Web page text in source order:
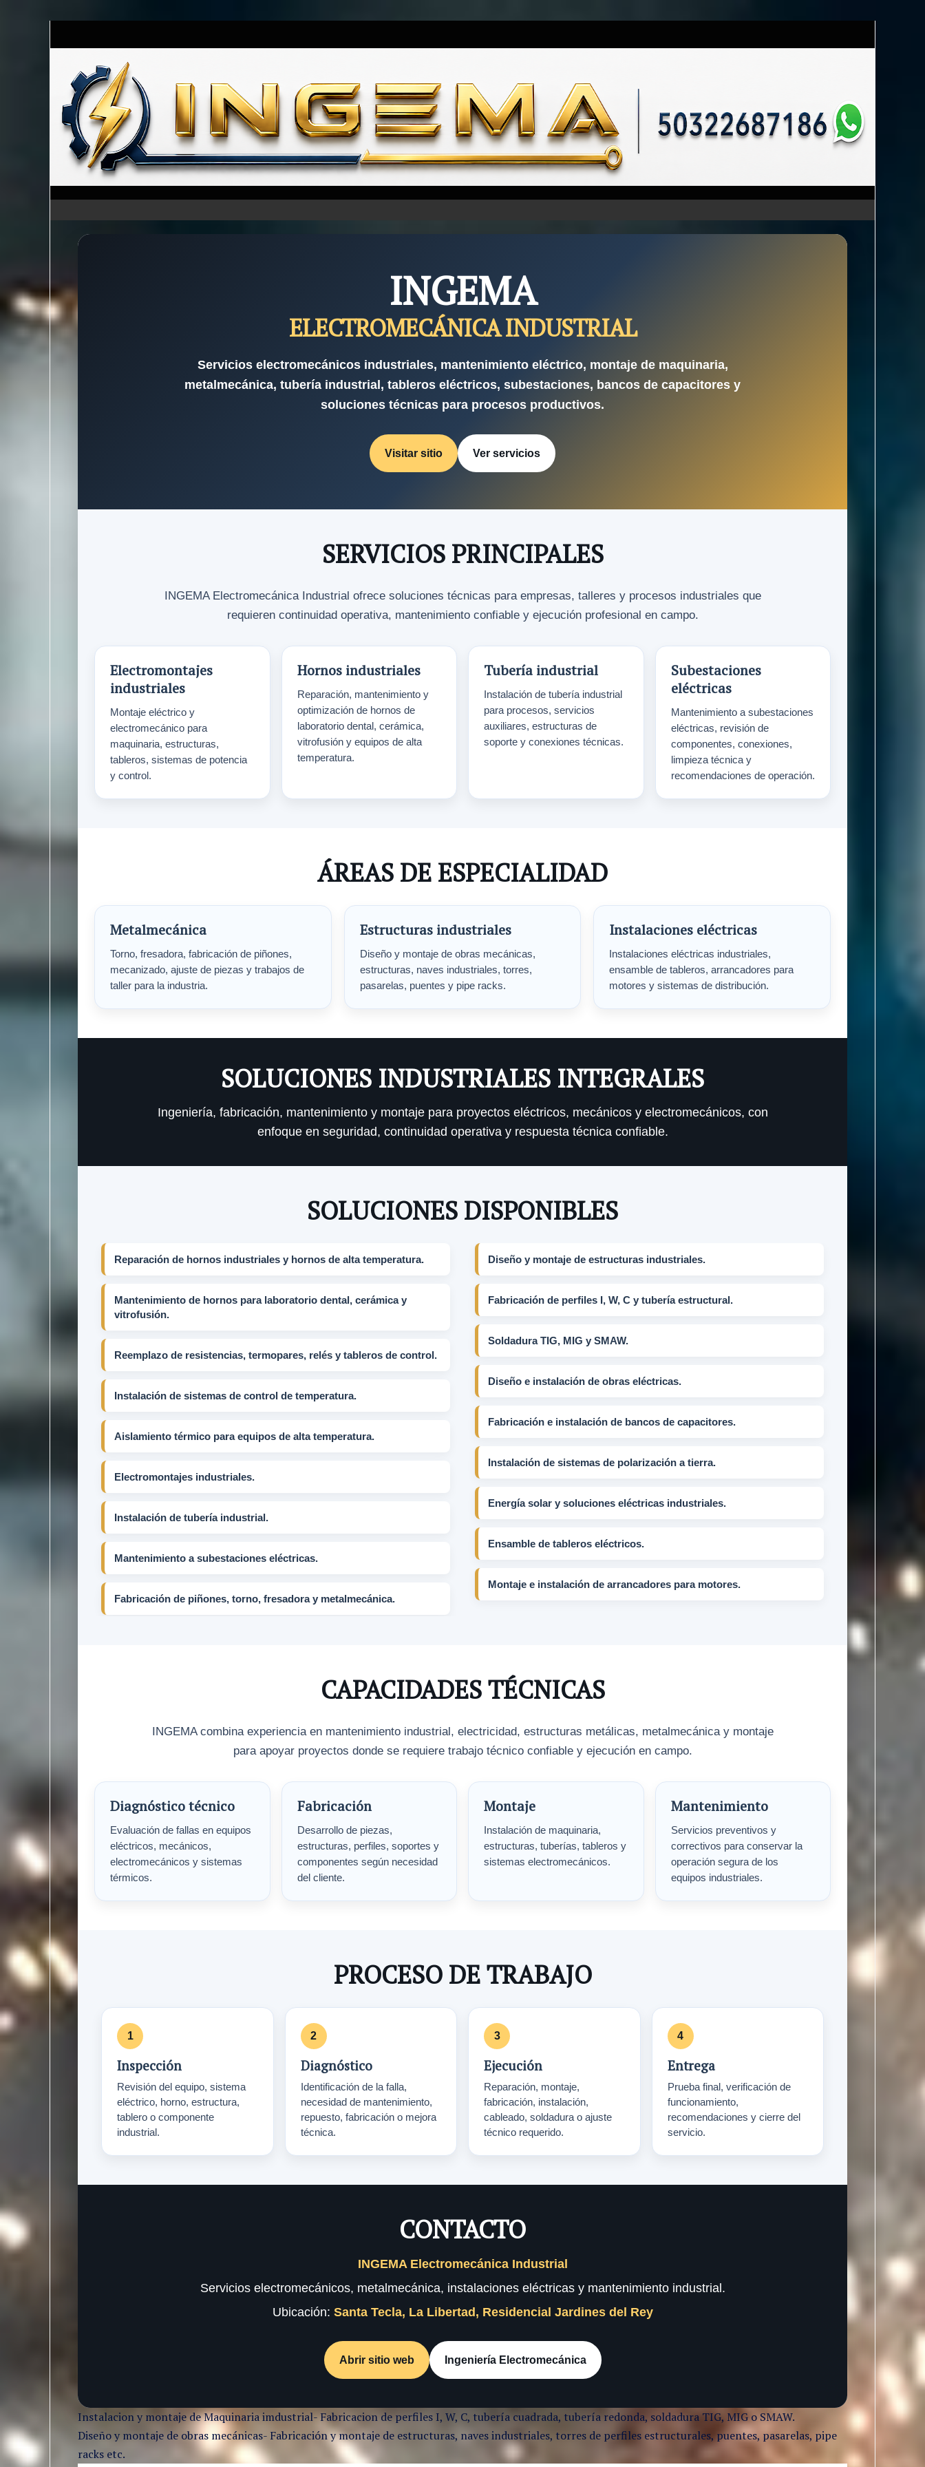
INGEMA
ELECTROMECÁNICA INDUSTRIAL
Servicios electromecánicos industriales, mantenimiento eléctrico, montaje de maquinaria,
metalmecánica, tubería industrial, tableros eléctricos, subestaciones, bancos de capacitores y
soluciones técnicas para procesos productivos.
Visitar sitio Ver servicios
SERVICIOS PRINCIPALES
INGEMA Electromecánica Industrial ofrece soluciones técnicas para empresas, talleres y procesos industriales que
requieren continuidad operativa, mantenimiento confiable y ejecución profesional en campo.
Electromontajes
industriales
Montaje eléctrico y
electromecánico para
maquinaria, estructuras,
tableros, sistemas de potencia
y control.
Hornos industriales
Reparación, mantenimiento y
optimización de hornos de
laboratorio dental, cerámica,
vitrofusión y equipos de alta
temperatura.
Tubería industrial
Instalación de tubería industrial
para procesos, servicios
auxiliares, estructuras de
soporte y conexiones técnicas.
Subestaciones
eléctricas
Mantenimiento a subestaciones
eléctricas, revisión de
componentes, conexiones,
limpieza técnica y
recomendaciones de operación.
ÁREAS DE ESPECIALIDAD
Metalmecánica
Torno, fresadora, fabricación de piñones,
mecanizado, ajuste de piezas y trabajos de
taller para la industria.
Estructuras industriales
Diseño y montaje de obras mecánicas,
estructuras, naves industriales, torres,
pasarelas, puentes y pipe racks.
Instalaciones eléctricas
Instalaciones eléctricas industriales,
ensamble de tableros, arrancadores para
motores y sistemas de distribución.
SOLUCIONES INDUSTRIALES INTEGRALES
Ingeniería, fabricación, mantenimiento y montaje para proyectos eléctricos, mecánicos y electromecánicos, con
enfoque en seguridad, continuidad operativa y respuesta técnica confiable.
SOLUCIONES DISPONIBLES
Reparación de hornos industriales y hornos de alta temperatura.
Mantenimiento de hornos para laboratorio dental, cerámica y
vitrofusión.
Reemplazo de resistencias, termopares, relés y tableros de control.
Instalación de sistemas de control de temperatura.
Aislamiento térmico para equipos de alta temperatura.
Electromontajes industriales.
Instalación de tubería industrial.
Mantenimiento a subestaciones eléctricas.
Fabricación de piñones, torno, fresadora y metalmecánica.
Diseño y montaje de estructuras industriales.
Fabricación de perfiles I, W, C y tubería estructural.
Soldadura TIG, MIG y SMAW.
Diseño e instalación de obras eléctricas.
Fabricación e instalación de bancos de capacitores.
Instalación de sistemas de polarización a tierra.
Energía solar y soluciones eléctricas industriales.
Ensamble de tableros eléctricos.
Montaje e instalación de arrancadores para motores.
CAPACIDADES TÉCNICAS
INGEMA combina experiencia en mantenimiento industrial, electricidad, estructuras metálicas, metalmecánica y montaje
para apoyar proyectos donde se requiere trabajo técnico confiable y ejecución en campo.
Diagnóstico técnico
Evaluación de fallas en equipos
eléctricos, mecánicos,
electromecánicos y sistemas
térmicos.
Fabricación
Desarrollo de piezas,
estructuras, perfiles, soportes y
componentes según necesidad
del cliente.
Montaje
Instalación de maquinaria,
estructuras, tuberías, tableros y
sistemas electromecánicos.
Mantenimiento
Servicios preventivos y
correctivos para conservar la
operación segura de los
equipos industriales.
PROCESO DE TRABAJO
Inspección
Revisión del equipo, sistema
eléctrico, horno, estructura,
tablero o componente
industrial.
Diagnóstico
Identificación de la falla,
necesidad de mantenimiento,
repuesto, fabricación o mejora
técnica.
Ejecución
Reparación, montaje,
fabricación, instalación,
cableado, soldadura o ajuste
técnico requerido.
Entrega
Prueba final, verificación de
funcionamiento,
recomendaciones y cierre del
servicio.
CONTACTO
INGEMA Electromecánica Industrial
Servicios electromecánicos, metalmecánica, instalaciones eléctricas y mantenimiento industrial.
Ubicación: Santa Tecla, La Libertad, Residencial Jardines del Rey
Abrir sitio web Ingeniería Electromecánica
Instalacion y montaje de Maquinaria imdustrial- Fabricacion de perfiles I, W, C, tubería cuadrada, tubería redonda, soldadura TIG, MIG o SMAW.
Diseño y montaje de obras mecánicas- Fabricación y montaje de estructuras, naves industriales, torres de perfiles estructurales, puentes, pasarelas, pipe
racks etc.